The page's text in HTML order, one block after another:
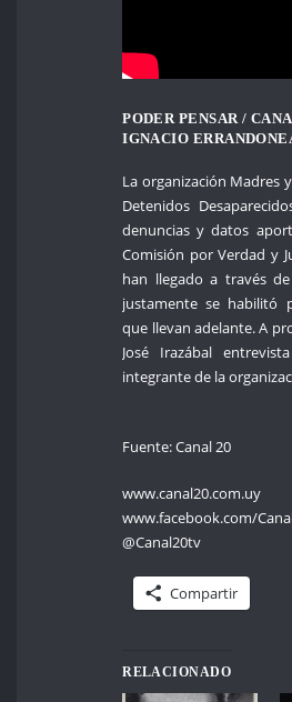
PODER PENSAR /
IGNACIO
La organización Madres
Detenidos
denuncias y datos
Comisión por Verdad y
han llegado a través
justamente se habilitó
que llevan adelante. A
José Irazábal
integrante de la
Fuente: Canal 20
www.canal20.com.uy
www.facebook.com/
@Canal20tv
Compartir
RELACIONADO